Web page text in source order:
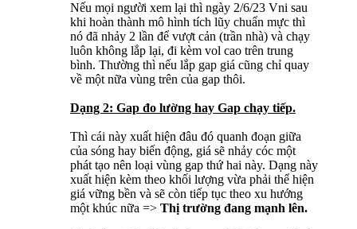
Nếu mọi người xem lại thì ngày 2/6/23 Vni sau
khi hoàn thành mô hình tích lũy chuẩn mực thì
nó đã nhảy 2 lần để vượt cản (trần nhà) và chạy
luôn không lắp lại, đi kèm vol cao trên trung
bình. Thường thì nếu lắp gap giá cũng chỉ quay
về một nữa vùng trên của gap thôi.
Dạng 2: Gap đo lường hay Gap chạy tiếp.
Thì cái này xuất hiện đâu đó quanh đoạn giữa
của sóng hay biến động, giá sẽ nhảy cóc một
phát tạo nên loại vùng gap thứ hai này. Dạng này
xuất hiện kèm theo khối lượng vừa phải thể hiện
giá vững bền và sẽ còn tiếp tục theo xu hướng
một khúc nữa => Thị trường đang mạnh lên.